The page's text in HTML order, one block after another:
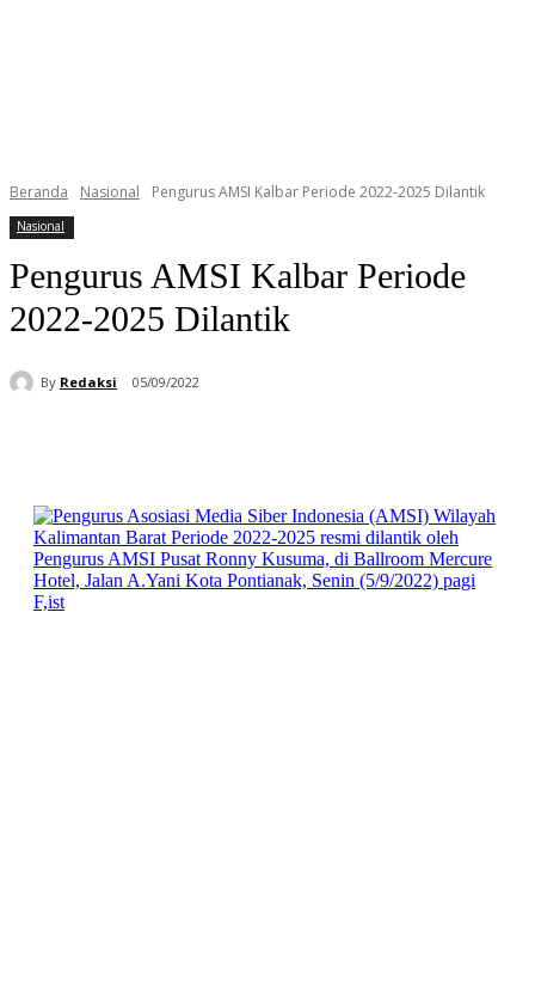
Beranda Nasional Pengurus AMSI Kalbar Periode 2022-2025 Dilantik
Nasional
Pengurus AMSI Kalbar Periode
2022-2025 Dilantik
By Redaksi 05/09/2022